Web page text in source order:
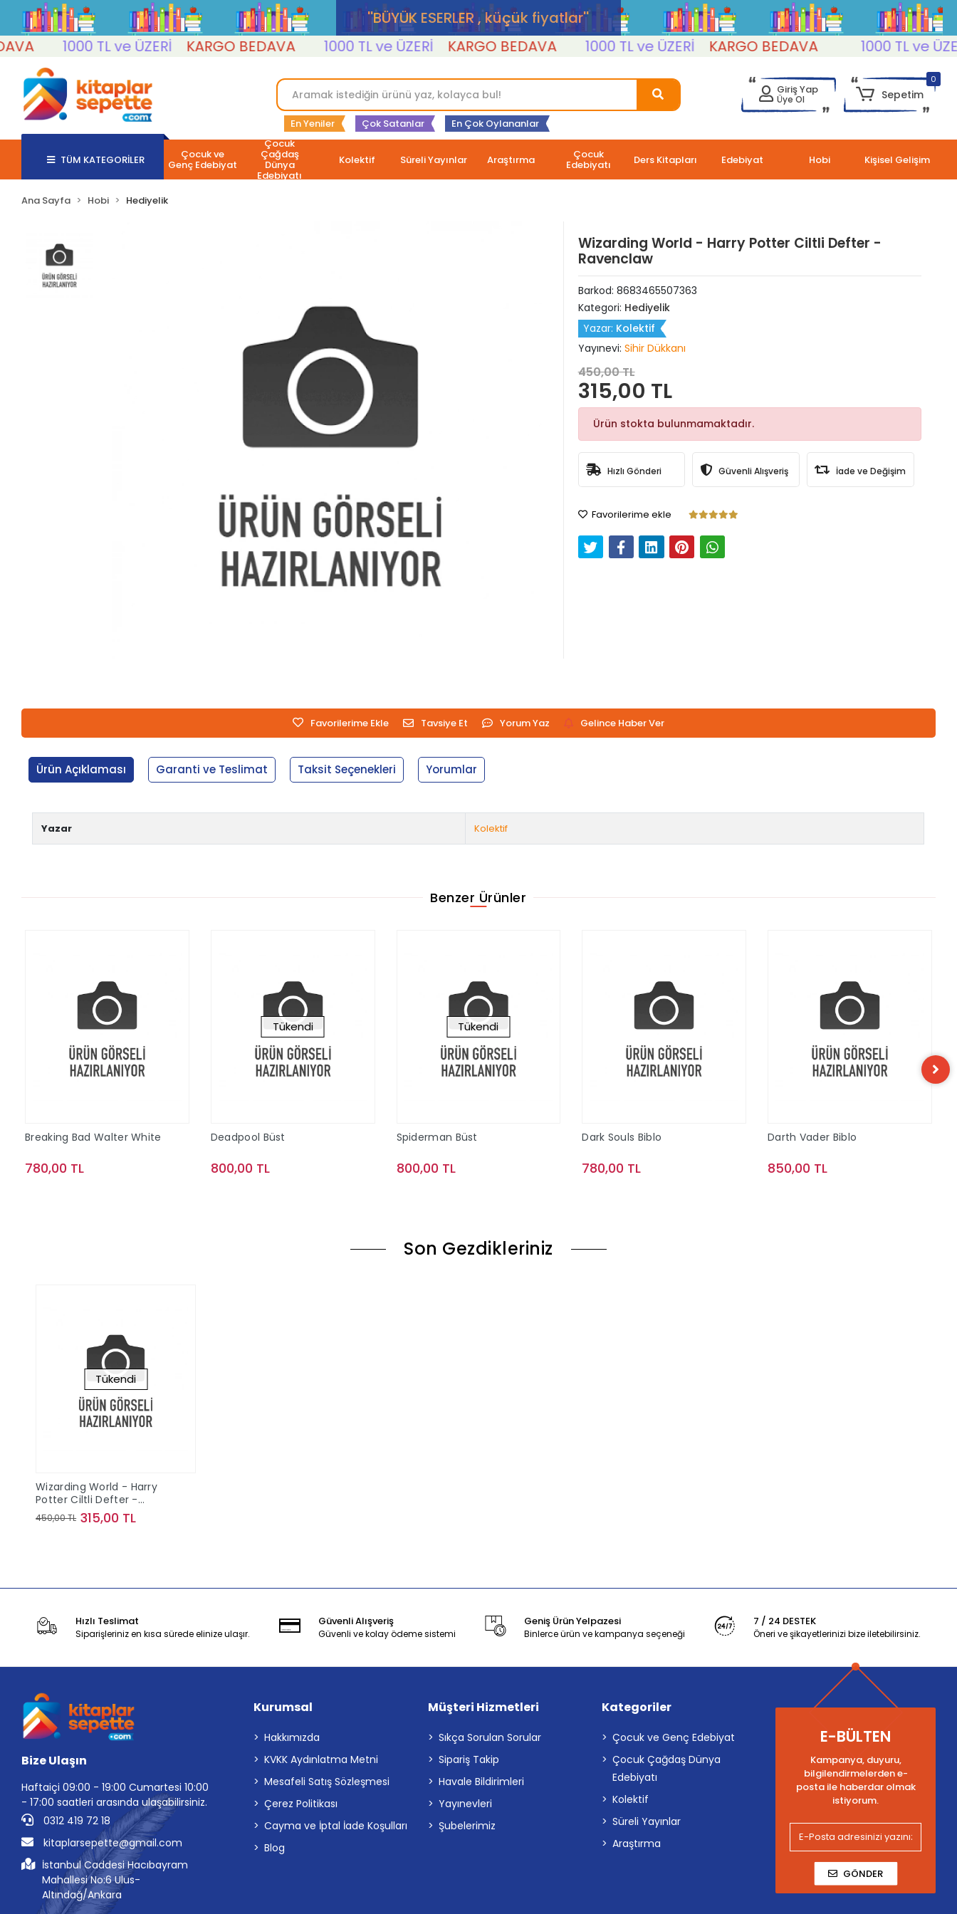
''BÜYÜK ESERLER , küçük fiyatlar''
1000 TL ve ÜZERİ KARGO BEDAVA 1000 TL ve ÜZERİ KARGO BEDAVA 1000 TL ve ÜZERİ KARGO BEDAVA 1000 TL ve ÜZERİ
En Yeniler Çok Satanlar En Çok Oylananlar
Giriş Yap
Üye Ol
0
Sepetim
TÜM KATEGORİLER Çocuk ve
Genç Edebiyat
Çocuk
Çağdaş
Dünya
Edebiyatı
Kolektif Süreli Yayınlar Araştırma Çocuk
Edebiyatı Ders Kitapları Edebiyat Hobi Kişisel Gelişim
Ana Sayfa Hobi Hediyelik
Wizarding World - Harry Potter Ciltli Defter -
Ravenclaw
Barkod: 8683465507363
Kategori: Hediyelik
Yazar: Kolektif
Yayınevi: Sihir Dükkanı
450,00 TL
315,00 TL
Ürün stokta bulunmamaktadır.
Hızlı Gönderi Güvenli Alışveriş İade ve Değişim
Favorilerime ekle
Favorilerime Ekle Tavsiye Et Yorum Yaz Gelince Haber Ver
Ürün Açıklaması Garanti ve Teslimat Taksit Seçenekleri Yorumlar
Yazar Kolektif
Benzer Ürünler
Breaking Bad Walter White
780,00 TL
Tükendi
Deadpool Büst
800,00 TL
Tükendi
Spiderman Büst
800,00 TL
Dark Souls Biblo
780,00 TL
Darth Vader Biblo
850,00 TL
Son Gezdikleriniz
Tükendi
Wizarding World - Harry
Potter Ciltli Defter -
Ravenclaw
450,00 TL 315,00 TL
Hızlı Teslimat
Siparişleriniz en kısa sürede elinize ulaşır.
Güvenli Alışveriş
Güvenli ve kolay ödeme sistemi
Geniş Ürün Yelpazesi
Binlerce ürün ve kampanya seçeneği
7 / 24 DESTEK
Öneri ve şikayetlerinizi bize iletebilirsiniz.
Bize Ulaşın
Haftaiçi 09:00 - 19:00 Cumartesi 10:00
- 17:00 saatleri arasında ulaşabilirsiniz.
0312 419 72 18
kitaplarsepette@gmail.com
İstanbul Caddesi Hacıbayram
Mahallesi No:6 Ulus-
Altındağ/Ankara
Kurumsal
Hakkımızda
KVKK Aydınlatma Metni
Mesafeli Satış Sözleşmesi
Çerez Politikası
Cayma ve İptal İade Koşulları
Blog
Müşteri Hizmetleri
Sıkça Sorulan Sorular
Sipariş Takip
Havale Bildirimleri
Yayınevleri
Şubelerimiz
Kategoriler
Çocuk ve Genç Edebiyat
Çocuk Çağdaş Dünya
Edebiyatı
Kolektif
Süreli Yayınlar
Araştırma
E-BÜLTEN
Kampanya, duyuru,
bilgilendirmelerden e-
posta ile haberdar olmak
istiyorum.
GÖNDER